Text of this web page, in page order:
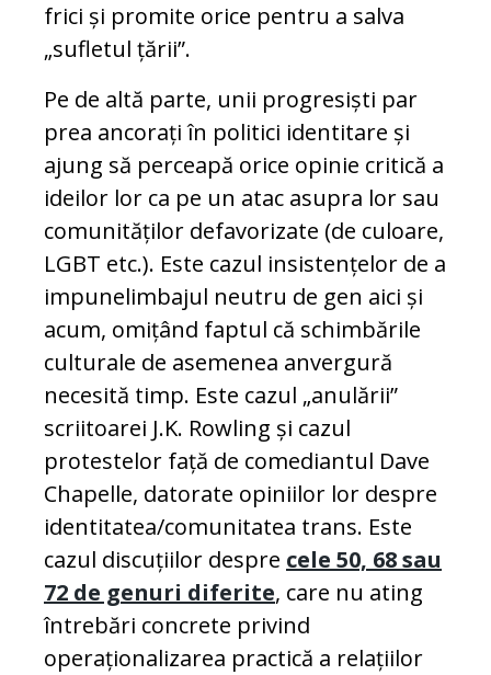
frici și promite orice pentru a salva
„sufletul țării”.
Pe de altă parte, unii progresiști par
prea ancorați în politici identitare și
ajung să perceapă orice opinie critică a
ideilor lor ca pe un atac asupra lor sau
comunităților defavorizate (de culoare,
LGBT etc.). Este cazul insistențelor de a
impunelimbajul neutru de gen aici și
acum, omițând faptul că schimbările
culturale de asemenea anvergură
necesită timp. Este cazul „anulării”
scriitoarei J.K. Rowling și cazul
protestelor față de comediantul Dave
Chapelle, datorate opiniilor lor despre
identitatea/comunitatea trans. Este
cazul discuțiilor despre cele 50, 68 sau
72 de genuri diferite, care nu ating
întrebări concrete privind
operaționalizarea practică a relațiilor